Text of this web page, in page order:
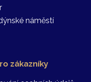
náměstí
zákazníky